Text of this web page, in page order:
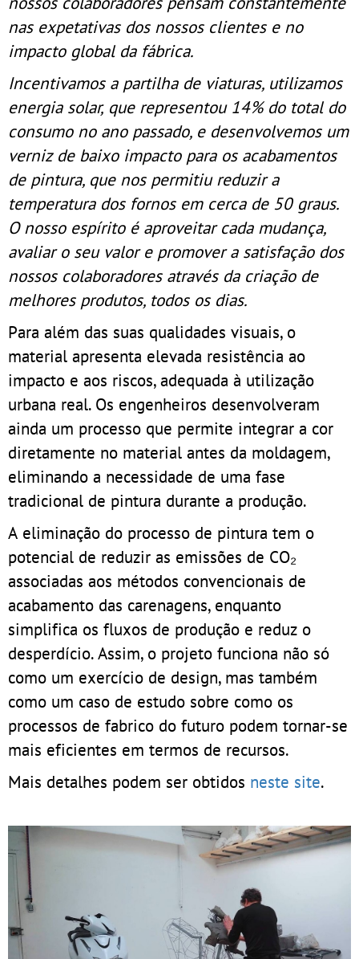
nas expetativas dos nossos clientes e no
impacto global da fábrica.
Incentivamos a partilha de viaturas, utilizamos
energia solar, que representou 14% do total do
consumo no ano passado, e desenvolvemos um
verniz de baixo impacto para os acabamentos
de pintura, que nos permitiu reduzir a
temperatura dos fornos em cerca de 50 graus.
O nosso espírito é aproveitar cada mudança,
avaliar o seu valor e promover a satisfação dos
nossos colaboradores através da criação de
melhores produtos, todos os dias.
Para além das suas qualidades visuais, o
material apresenta elevada resistência ao
impacto e aos riscos, adequada à utilização
urbana real. Os engenheiros desenvolveram
ainda um processo que permite integrar a cor
diretamente no material antes da moldagem,
eliminando a necessidade de uma fase
tradicional de pintura durante a produção.
A eliminação do processo de pintura tem o
potencial de reduzir as emissões de CO₂
associadas aos métodos convencionais de
acabamento das carenagens, enquanto
simplifica os fluxos de produção e reduz o
desperdício. Assim, o projeto funciona não só
como um exercício de design, mas também
como um caso de estudo sobre como os
processos de fabrico do futuro podem tornar-se
mais eficientes em termos de recursos.
Mais detalhes podem ser obtidos neste site.